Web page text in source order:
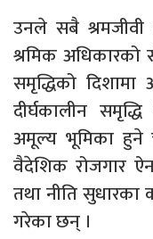
उनले सबै श्रमजीवी
श्रमिक अधिकारको
समृद्धिको
दीर्घकालीन
अमूल्य भूमिका हुने
वैदेशिक रोजगार
तथा नीति
गरेका छन् ।